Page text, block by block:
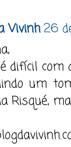
Vivinh26
difícil com
um
Risqué,